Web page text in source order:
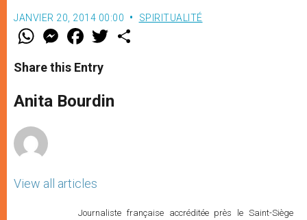
JANVIER 20, 2014 00:00 SPIRITUALITÉ
W
t
s
p
p
M
e
s
e
g
e
F
a
e
b
o
k
w
r
Share this Entry
Anita Bourdin
View all articles
Journaliste française accréditée près le Saint-Siège